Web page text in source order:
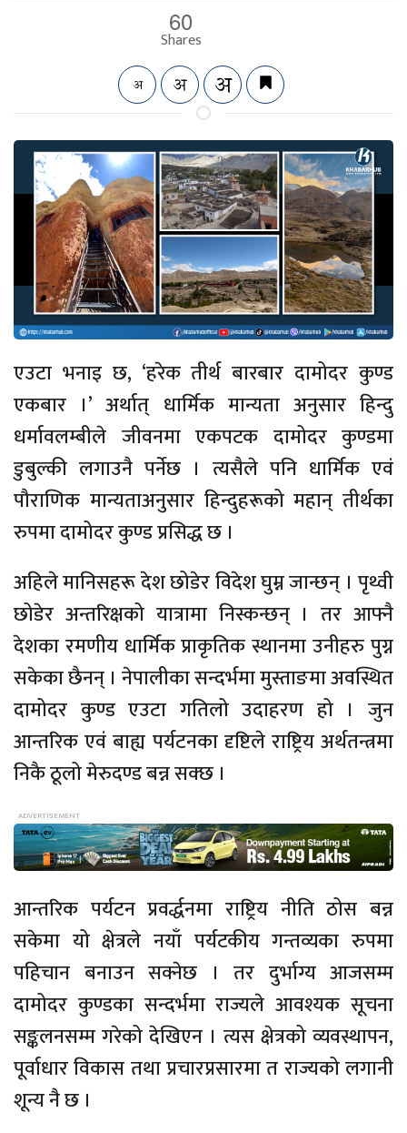
60
Shares
एउटा भनाइ छ, ‘हरेक तीर्थ बारबार दामोदर कुण्ड
एकबार ।’ अर्थात् धार्मिक मान्यता अनुसार हिन्दु
धर्मावलम्बीले जीवनमा एकपटक दामोदर कुण्डमा
डुबुल्की लगाउनै पर्नेछ । त्यसैले पनि धार्मिक एवं
पौराणिक मान्यताअनुसार हिन्दुहरूको महान् तीर्थका
रुपमा दामोदर कुण्ड प्रसिद्ध छ ।
अहिले मानिसहरू देश छोडेर विदेश घुम्न जान्छन् । पृथ्वी
छोडेर अन्तरिक्षको यात्रामा निस्कन्छन् । तर आफ्नै
देशका रमणीय धार्मिक प्राकृतिक स्थानमा उनीहरु पुग्न
सकेका छैनन् । नेपालीका सन्दर्भमा मुस्ताङमा अवस्थित
दामोदर कुण्ड एउटा गतिलो उदाहरण हो । जुन
आन्तरिक एवं बाह्य पर्यटनका दृष्टिले राष्ट्रिय अर्थतन्त्रमा
निकै ठूलो मेरुदण्ड बन्न सक्छ ।
आन्तरिक पर्यटन प्रवर्द्धनमा राष्ट्रिय नीति ठोस बन्न
सकेमा यो क्षेत्रले नयाँ पर्यटकीय गन्तव्यका रुपमा
पहिचान बनाउन सक्नेछ । तर दुर्भाग्य आजसम्म
दामोदर कुण्डका सन्दर्भमा राज्यले आवश्यक सूचना
सङ्कलनसम्म गरेको देखिएन । त्यस क्षेत्रको व्यवस्थापन,
पूर्वाधार विकास तथा प्रचारप्रसारमा त राज्यको लगानी
शून्य नै छ ।